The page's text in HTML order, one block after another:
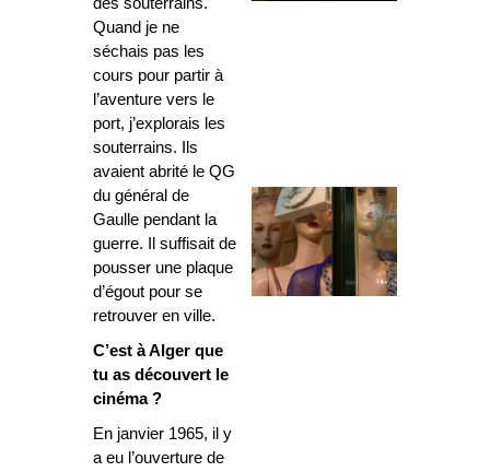
des souterrains.
Quand je ne
séchais pas les
cours pour partir à
l’aventure vers le
port, j’explorais les
souterrains. Ils
avaient abrité le QG
du général de
Gaulle pendant la
guerre. Il suffisait de
pousser une plaque
d’égout pour se
retrouver en ville.
C’est à Alger que
tu as découvert le
cinéma ?
En janvier 1965, il y
a eu l’ouverture de